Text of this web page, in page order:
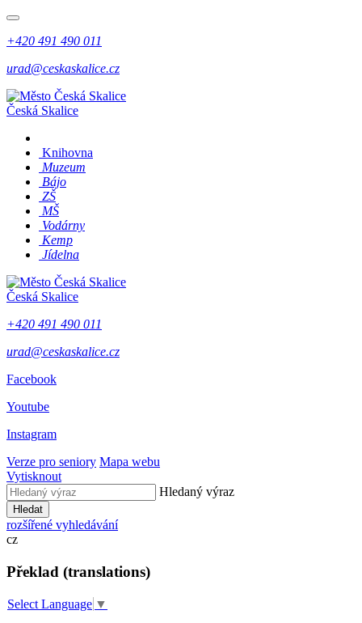
+420 491 490 011
urad@ceskaskalice.cz
Česká Skalice
Knihovna
Muzeum
Bájo
ZŠ
MŠ
Vodárny
Kemp
Jídelna
Česká Skalice
+420 491 490 011
urad@ceskaskalice.cz
Facebook
Youtube
Instagram
Verze pro seniory Mapa webu
Vytisknout
Hledaný výraz
Hledat
rozšířené vyhledávání
cz
Překlad (translations)
Select Language ▼